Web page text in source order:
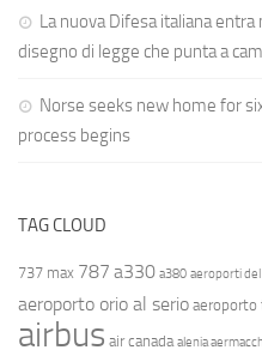
La nuova Difesa italiana entra
disegno di legge che punta a
Norse seeks new home for
process begins
TAG CLOUD
737 max 787 a330 a380 aeroporti del
aeroporto orio al serio aeroporto
airbus air canada alenia